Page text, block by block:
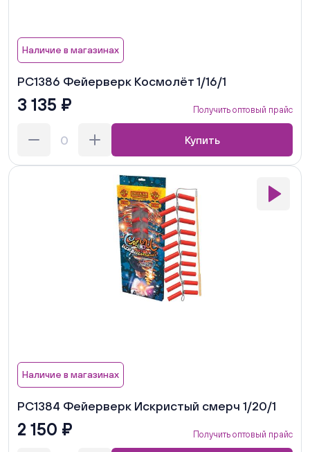
Наличие в магазинах
РС1386 Фейерверк Космолёт 1/16/1
3 135 ₽ Получить оптовый прайс
Купить
Наличие в магазинах
РС1384 Фейерверк Искристый смерч 1/20/1
2 150 ₽ Получить оптовый прайс